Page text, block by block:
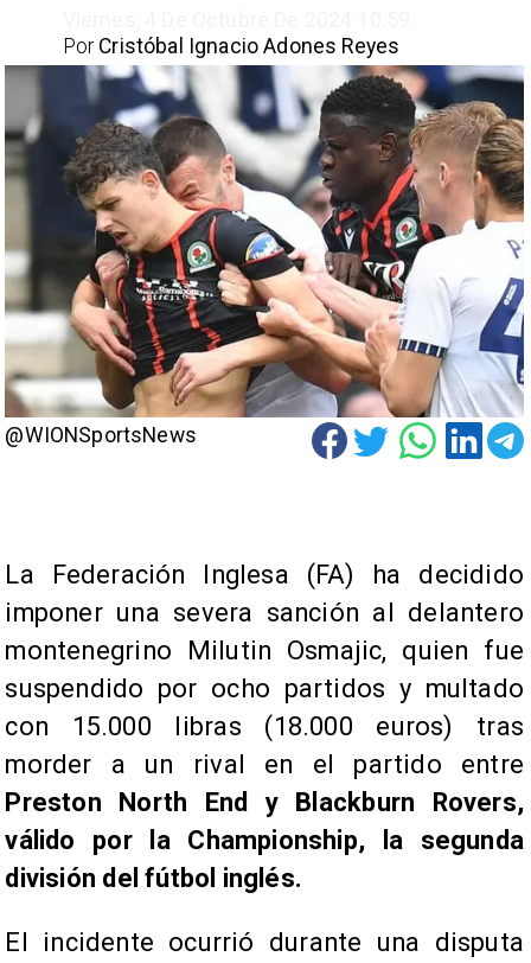
Cristóbal Ignacio Adones Reyes
Por
@WIONSportsNews
La Federación Inglesa (FA) ha decidido
imponer una severa sanción al delantero
montenegrino Milutin Osmajic, quien fue
suspendido por ocho partidos y multado
con 15.000 libras (18.000 euros) tras
morder a un rival en el partido entre
Preston North End y Blackburn Rovers,
válido por la Championship, la segunda
división del fútbol inglés.
El incidente ocurrió durante una disputa